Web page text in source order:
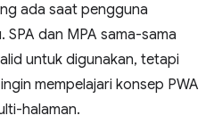
ada saat pengguna
dan MPA sama-sama
untuk digunakan, tetapi
mempelajari konsep PWA
halaman.